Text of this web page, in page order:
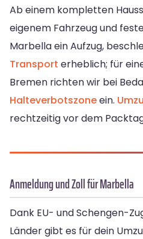
Ab einem kompletten
eigenem Fahrzeug und
Marbella ein Aufzug,
Transport erheblich; für
Bremen richten wir bei
Halteverbotszoneein.
rechtzeitig vor dem
Anmeldung und Zoll für Marbella
Dank EU- und Schengen-
Länder gibt es für dein